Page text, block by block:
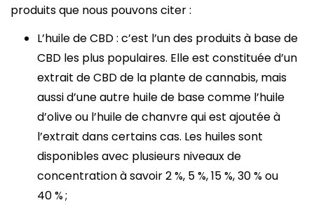
produits que nous pouvons citer :
L’huile de CBD : c’est l’un des produits à base de
CBD les plus populaires. Elle est constituée d’un
extrait de CBD de la plante de cannabis, mais
aussi d’une autre huile de base comme l’huile
d’olive ou l’huile de chanvre qui est ajoutée à
l’extrait dans certains cas. Les huiles sont
disponibles avec plusieurs niveaux de
concentration à savoir 2 %, 5 %, 15 %, 30 % ou
40 % ;